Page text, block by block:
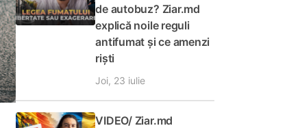
de autobuz? Ziar.md
explică noile reguli
antifumat și ce amenzi
riști
Joi, 23 iulie
VIDEO/ Ziar.md